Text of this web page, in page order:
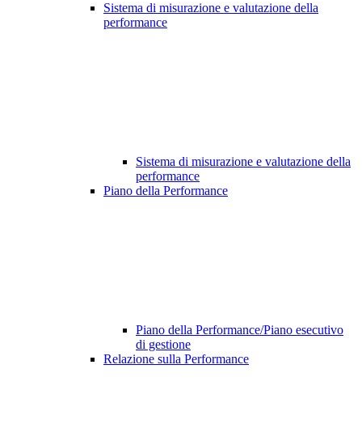
Sistema di misurazione e valutazione della
performance
Sistema di misurazione e valutazione della
performance
Piano della Performance
Piano della Performance/Piano esecutivo
di gestione
Relazione sulla Performance